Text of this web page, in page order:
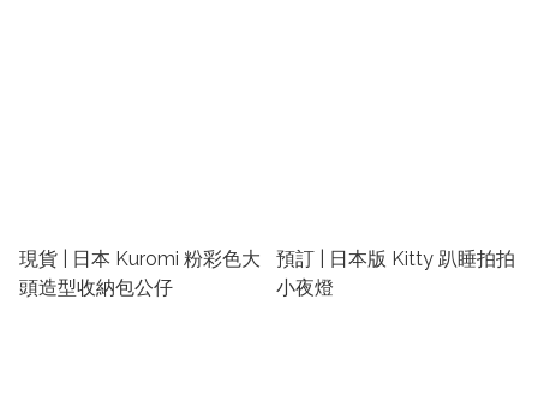
現貨 | 日本 Kuromi 粉彩色大
頭造型收納包公仔
預訂 | 日本版 Kitty 趴睡拍拍
小夜燈